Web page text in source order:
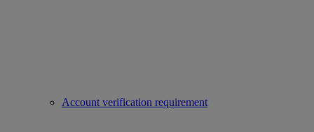
Account verification requirement